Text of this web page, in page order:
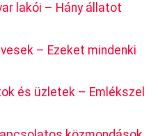
lakói – Hány állatot
– Ezeket mindenki
és üzletek – Emlékszel